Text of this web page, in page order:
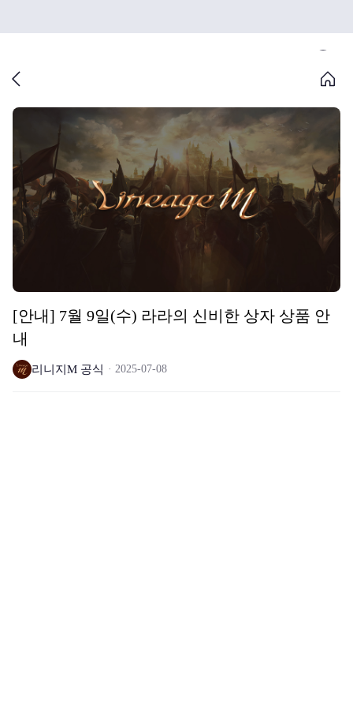
[안내] 7월 9일(수) 라라의 신비한 상자 상품 안
내
리니지M 공식 2025-07-08